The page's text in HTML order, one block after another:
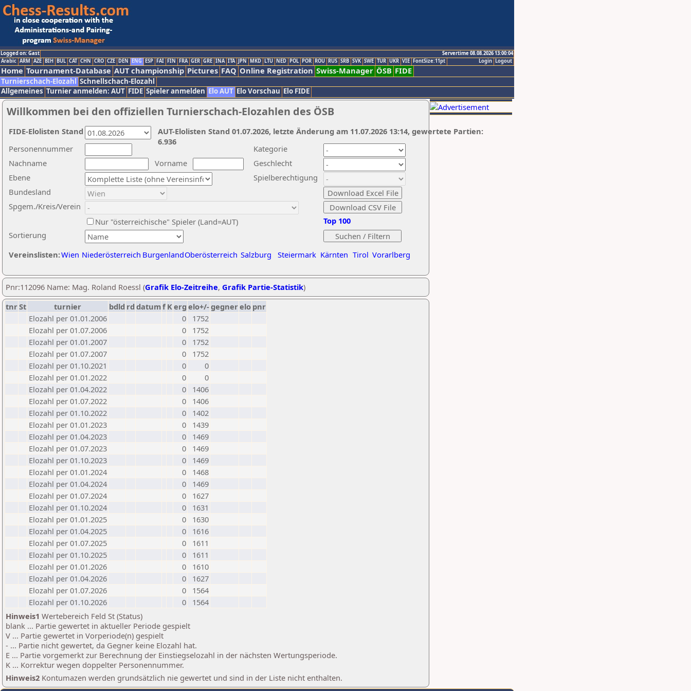
Logged on: Gast
Servertime 08.08.2026 13:00:04
Logout
Login
Arabic ARM AZE BIH BUL CAT CHN CRO CZE DEN ENG ESP FAI FIN FRA GER GRE INA ITA JPN MKD LTU NED POL POR ROU RUS SRB SVK SWE TUR UKR VIE FontSize:11pt
Home Tournament-Database AUT championship Pictures FAQ Online Registration Swiss-Manager ÖSB FIDE
Turnierschach-Elozahl Schnellschach-Elozahl
Allgemeines Turnier anmelden: AUT FIDE Spieler anmelden Elo AUT Elo Vorschau Elo FIDE
Willkommen bei den offiziellen Turnierschach-Elozahlen des ÖSB
Nachname
Vorname
Ebene
Kategorie
Sortierung
Personennummer
Bundesland
Spgem./Kreis/Verein
Geschlecht
Nur "österreichische" Spieler (Land=AUT)
Spielberechtigung
Vereinslisten:Wien Niederösterreich BurgenlandOberösterreich Salzburg Steiermark Kärnten Tirol Vorarlberg
Top 100
AUT-Elolisten Stand 01.07.2026, letzte Änderung am 11.07.2026 13:14, gewertete Partien:
6.936
FIDE-Elolisten Stand
Pnr:112096 Name: Mag. Roland Roessl (Grafik Elo-Zeitreihe, Grafik Partie-Statistik)
tnrSt turnier bdld rd datumf Kerg elo+/-gegnerelo pnr
Elozahl per 01.01.2006
0
1752
Elozahl per 01.07.2006
0
1752
Elozahl per 01.01.2007
0
1752
Elozahl per 01.07.2007
0
1752
Elozahl per 01.10.2021
0
0
Elozahl per 01.01.2022
0
0
Elozahl per 01.04.2022
0
1406
Elozahl per 01.07.2022
0
1406
Elozahl per 01.10.2022
0
1402
Elozahl per 01.01.2023
0
1439
Elozahl per 01.04.2023
0
1469
Elozahl per 01.07.2023
0
1469
Elozahl per 01.10.2023
0
1469
Elozahl per 01.01.2024
0
1468
Elozahl per 01.04.2024
0
1469
Elozahl per 01.07.2024
0
1627
Elozahl per 01.10.2024
0
1631
Elozahl per 01.01.2025
0
1630
Elozahl per 01.04.2025
0
1616
Elozahl per 01.07.2025
0
1611
Elozahl per 01.10.2025
0
1611
Elozahl per 01.01.2026
0
1610
Elozahl per 01.04.2026
0
1627
Elozahl per 01.07.2026
0
1564
Elozahl per 01.10.2026
0
1564
Hinweis1 Wertebereich Feld St (Status)
blank ... Partie gewertet in aktueller Periode gespielt
V ... Partie gewertet in Vorperiode(n) gespielt
- ... Partie nicht gewertet, da Gegner keine Elozahl hat.
E ... Partie vorgemerkt zur Berechnung der Einstiegselozahl in der nächsten Wertungsperiode.
K ... Korrektur wegen doppelter Personennummer.
Hinweis2 Kontumazen werden grundsätzlich nie gewertet und sind in der Liste nicht enthalten.